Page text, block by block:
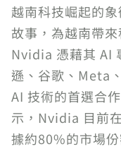
越南科技崛起的
故事，為越南帶
Nvidia 憑藉其 AI
遜、谷歌、Meta
AI 技術的首選合
示，Nvidia 目前
據約80%的市場份